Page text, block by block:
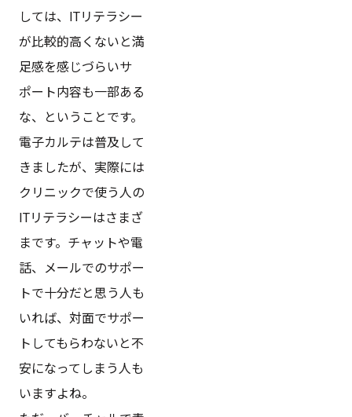
しては、ITリテラシー
が比較的高くないと満
足感を感じづらいサ
ポート内容も一部ある
な、ということです。
電子カルテは普及して
きましたが、実際には
クリニックで使う人の
ITリテラシーはさまざ
まです。チャットや電
話、メールでのサポー
トで十分だと思う人も
いれば、対面でサポー
トしてもらわないと不
安になってしまう人も
いますよね。